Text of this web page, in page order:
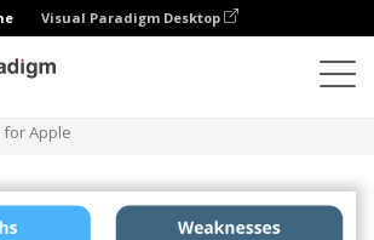
Visual Paradigm Desktop
for Apple